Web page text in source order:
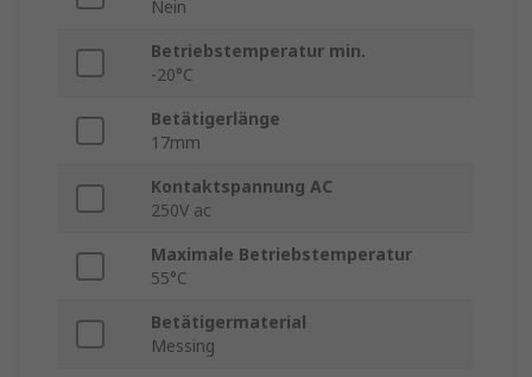
Nein
Betriebstemperatur min.
-20°C
Betätigerlänge
17mm
Kontaktspannung AC
250V ac
Maximale Betriebstemperatur
55°C
Betätigermaterial
Messing